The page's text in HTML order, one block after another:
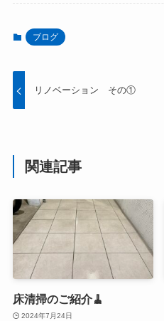
ブログ
リノベーション その①
関連記事
床清掃のご紹介🧹
2024年7月24日